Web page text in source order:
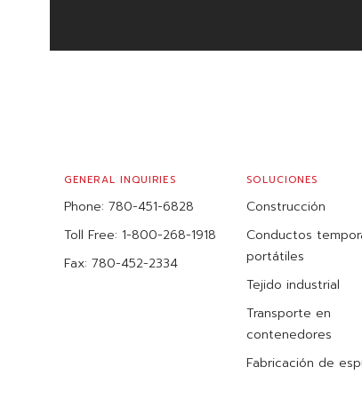
GENERAL INQUIRIES
Phone: 780-451-6828
Toll Free: 1-800-268-1918
Fax: 780-452-2334
SOLUCIONES
Construcción
Conductos
portátiles
Tejido industrial
Transporte en
contenedores
Fabricación de